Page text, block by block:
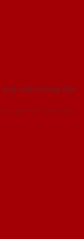
nhôm hàng đầu
| Đơn